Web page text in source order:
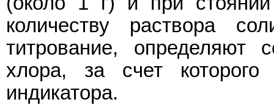
количеству раствора
титрование, определяют
хлора, за счет
индикатора.